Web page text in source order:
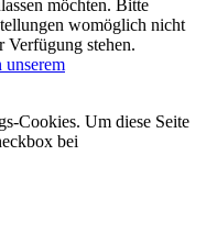
möchten. Bitte
womöglich nicht
Verfügung stehen.
Cookies. Um diese Seite
bei